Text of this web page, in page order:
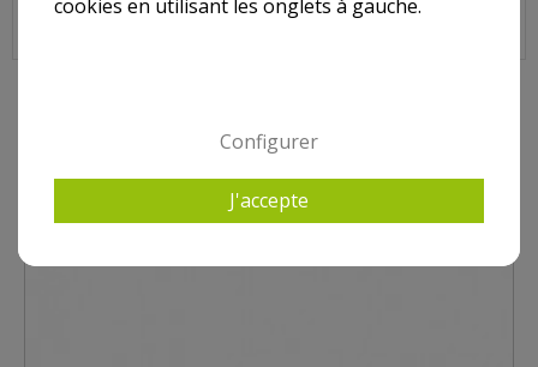
cookies en utilisant les onglets à gauche.
Configurer
J'accepte